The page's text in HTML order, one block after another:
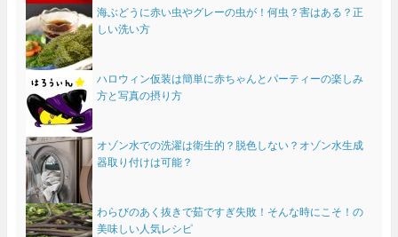
海ぶどうに赤い虫やグレーの虫が！何虫？害はある？正
しい洗い方
ハロウィン仮装は簡単に赤ちゃんとパーティーの楽しみ
方と写真の摂り方
オゾン水での洗濯は衛生的？脱色しない？オゾン水生成
器取り付けは可能？
わらびのあく抜きで茹ですぎ失敗！そんな時にこそ！の
美味しい人気レシピ